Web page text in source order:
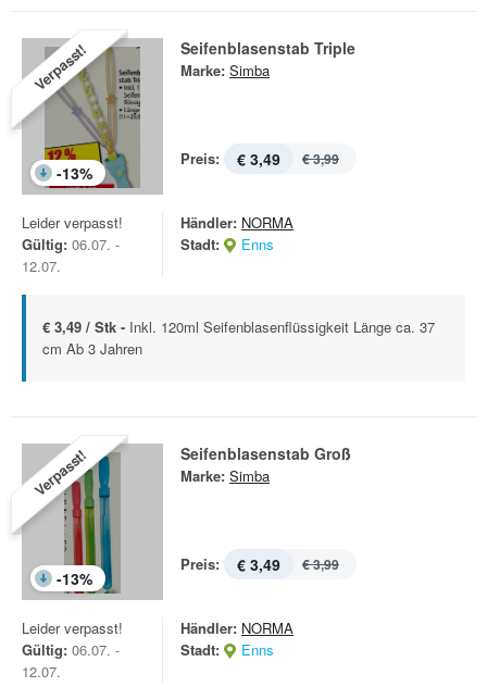
Verpasst!
-13%
Seifenblasenstab Triple
Marke: Simba
Preis: € 3,49 € 3,99
Leider verpasst!
Gültig: 06.07. -
12.07.
Händler: NORMA
Stadt:
Enns
€ 3,49 / Stk - Inkl. 120ml Seifenblasenflüssigkeit Länge ca. 37
cm Ab 3 Jahren
Verpasst!
-13%
Seifenblasenstab Groß
Marke: Simba
Preis: € 3,49 € 3,99
Leider verpasst!
Gültig: 06.07. -
12.07.
Händler: NORMA
Stadt:
Enns